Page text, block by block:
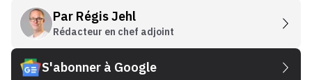
Par Régis Jehl
Rédacteur en chef adjoint
S'abonner à Google